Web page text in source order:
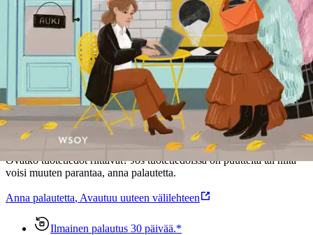
Näytä lisää tuotekuvausta
Ominaisuudet
Oletko tyytyväinen tuotetietoihin?
Ovatko tuotetiedot riittävät? Jos tuotetiedoissa on puutteita tai niitä
voisi muuten parantaa, anna palautetta.
Anna palautetta, Avautuu uuteen välilehteen
Ilmainen palautus 30 päivää.*